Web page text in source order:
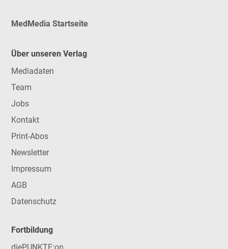
MedMedia Startseite
Über unseren Verlag
Mediadaten
Team
Jobs
Kontakt
Print-Abos
Newsletter
Impressum
AGB
Datenschutz
Fortbildung